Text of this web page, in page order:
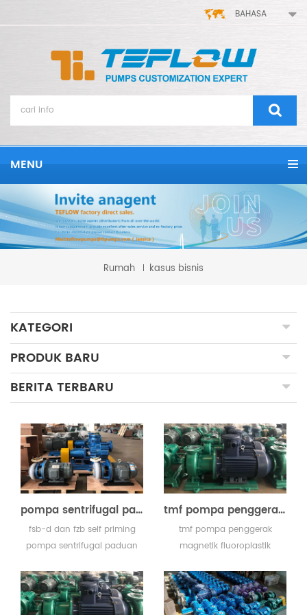
BAHASA
MENU
Rumah kasus bisnis
KATEGORI
PRODUK BARU
BERITA TERBARU
pompa sentrifugal paduan fluoroplastik untuk florida, meksiko dan thailand
fsb-d dan fzb self priming
pompa sentrifugal paduan
pompa di florida, meksiko
dan thailand. pelanggan
yang membeli pompa dari
tmf pompa penggerak magnetik fluoroplastik diekspor ke australia
tmf pompa penggerak
magnetik fluoroplastik
terbuat dari silikon karbida
untuk bahan tahan aus,
tahan aus super, tahan